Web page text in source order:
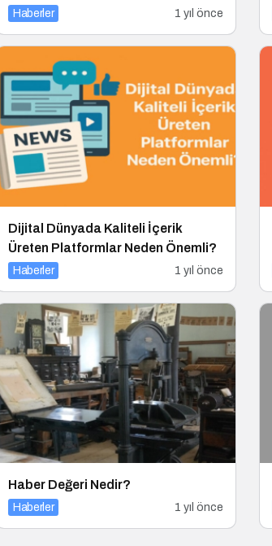
Müjdesi
Haberler 1 yıl önce
Dijital Dünyada Kaliteli İçerik
Üreten Platformlar Neden Önemli?
Haberler 1 yıl önce
Haber Değeri Nedir?
Haberler 1 yıl önce